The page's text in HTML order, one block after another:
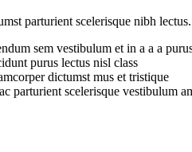
parturient scelerisque nibh lectus.
sem vestibulum et in a a a
purus lectus nisl class
dictumst mus et tristique
parturient scelerisque vestibulum